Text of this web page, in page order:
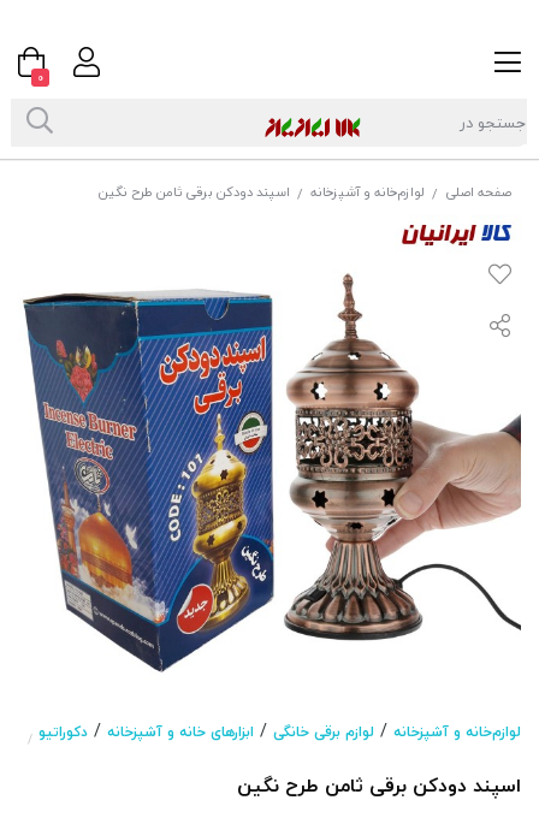
صفحه اصلی / لوازم‌خانه و آشپزخانه / اسپند دودکن برقی ثامن طرح نگین
لوازم‌خانه و آشپزخانه / لوازم برقی خانگی / ابزارهای خانه و آشپزخانه / دکوراتیو /
اسپند دودکن برقی ثامن طرح نگین
0